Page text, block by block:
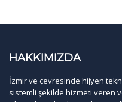
HAKKIMIZDA
İzmir ve çevresinde hijyen
sistemli şekilde hizmeti veren